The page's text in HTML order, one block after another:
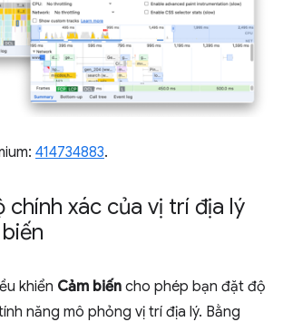
414734883.
chính xác của vị trí địa lý
khiển Cảm biến cho phép bạn đặt độ
năng mô phỏng vị trí địa lý. Bằng